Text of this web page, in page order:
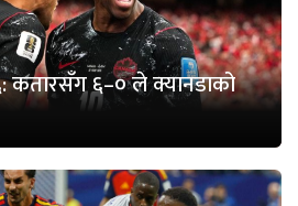
कतारसँग ६–० ले क्यानडाको